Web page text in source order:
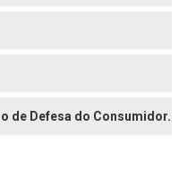
de Defesa do Consumidor.